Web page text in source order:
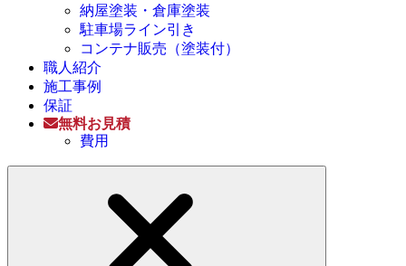
納屋塗装・倉庫塗装
駐車場ライン引き
コンテナ販売（塗装付）
職人紹介
施工事例
保証
無料お見積
費用